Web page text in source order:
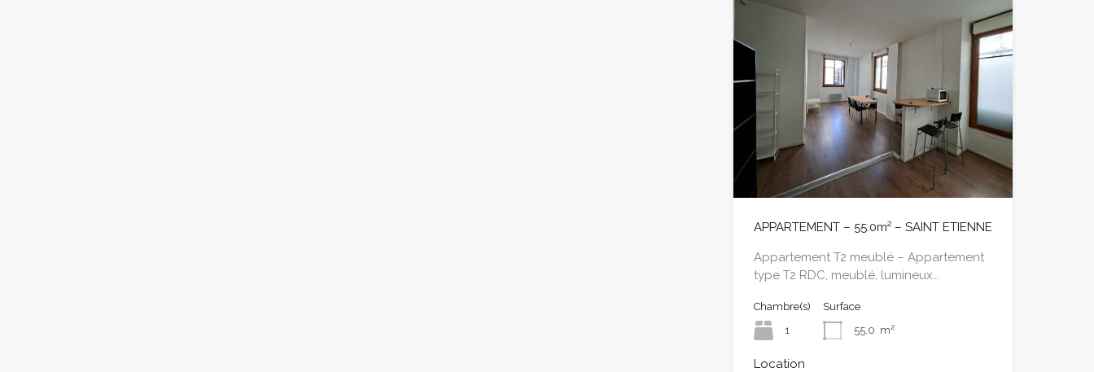
APPARTEMENT – 55.0m² – SAINT ETIENNE
Appartement T2 meublé – Appartement
type T2 RDC, meublé, lumineux…
Chambre(s)
1
Surface
55.0 m²
Location